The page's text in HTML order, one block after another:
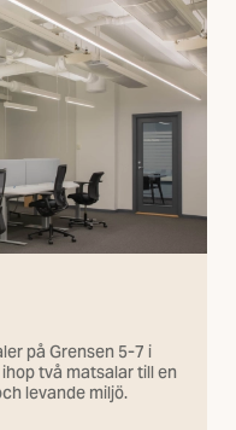
på Grensen 5-7 i
två matsalar till en
levande miljö.